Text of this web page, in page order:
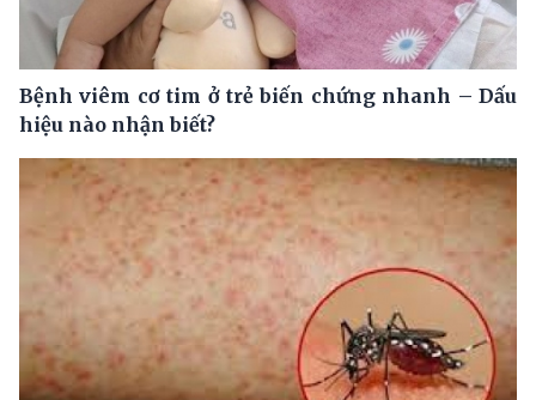
Bệnh viêm cơ tim ở trẻ biến chứng nhanh – Dấu
hiệu nào nhận biết?